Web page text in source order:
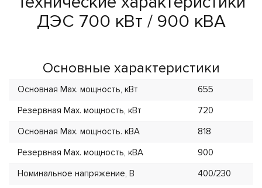
ДЭС 700 кВт / 900 кВА
Основные характеристики
Основная Max. мощность, кВт
655
Резервная Max. мощность, кВт
720
Основная Max. мощность. кВА
818
Резервная Max. мощность, кВА
900
Номинальное напряжение, В
400/230